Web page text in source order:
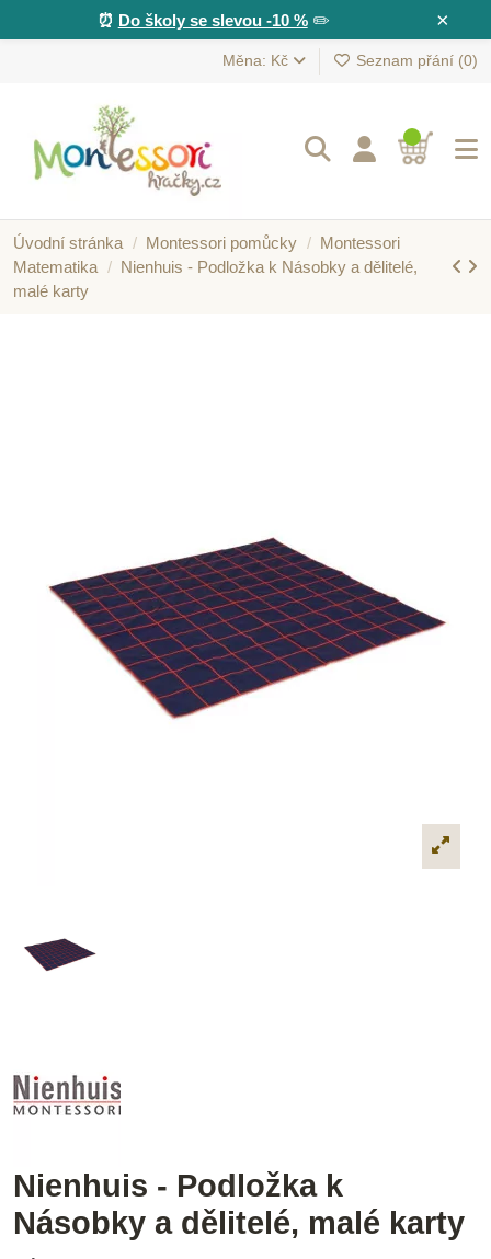
×
⏰ Do školy se slevou -10 %✏️
Měna: Kč Seznam přání (0)
Úvodní stránka Montessori pomůcky
Montessori
Matematika
Nienhuis - Podložka k Násobky a dělitelé,
malé karty
Nienhuis - Podložka k
Násobky a dělitelé, malé karty